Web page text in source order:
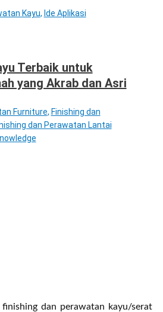
Kayu, Ide Aplikasi
Terbaik untuk
yang Akrab dan Asri
Furniture, Finishing dan
dan Perawatan Lantai
finishing dan perawatan kayu/serat